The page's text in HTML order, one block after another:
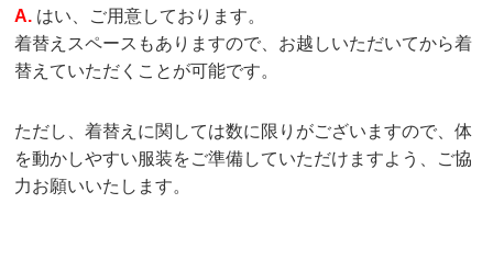
A. はい、ご用意しております。
着替えスペースもありますので、お越しいただいてから着
替えていただくことが可能です。
ただし、着替えに関しては数に限りがございますので、体
を動かしやすい服装をご準備していただけますよう、ご協
力お願いいたします。